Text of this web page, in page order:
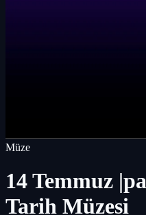
Müze
14 Temmuz
Tarih Müzesi